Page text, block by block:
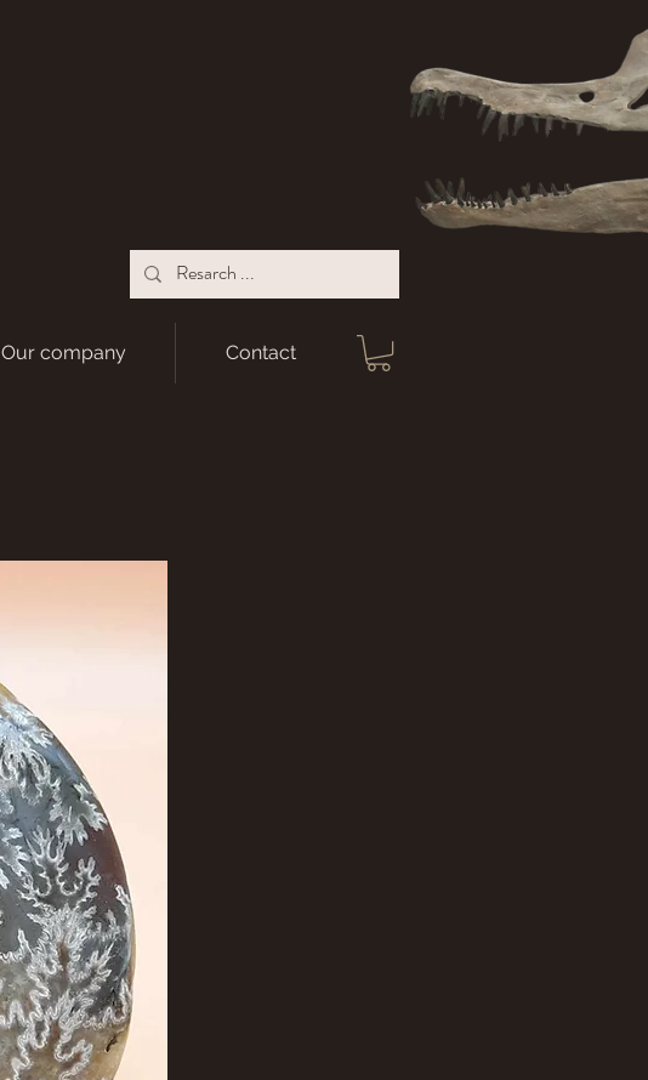
Our company Contact